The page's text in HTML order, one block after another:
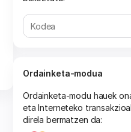
Ordainketa-modua
Ordainketa-modu hauek
eta Interneteko
direla bermatzen da: